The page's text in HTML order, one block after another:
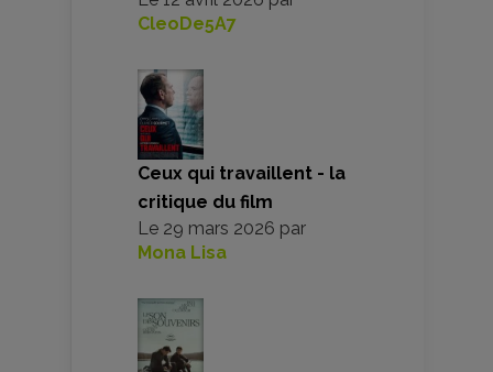
CleoDe5A7
Ceux qui travaillent - la
critique du film
Le 29 mars 2026 par
Mona Lisa